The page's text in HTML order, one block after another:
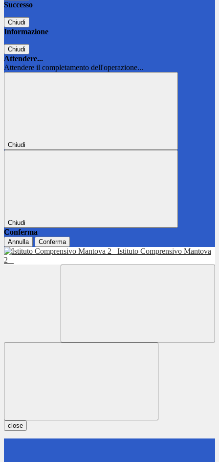
Successo
Chiudi
Informazione
Chiudi
Attendere...
Attendere il completamento dell'operazione...
Chiudi
Chiudi
Conferma
Annulla Conferma
Istituto Comprensivo Mantova
2
close